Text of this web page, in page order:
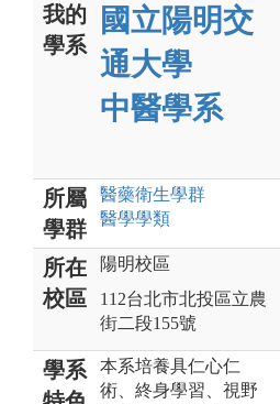
我的
學系
國立陽明交
通大學
中醫學系
所屬
學群
醫藥衛生學群
醫學學類
所在
校區
陽明校區
112台北市北投區立農
街二段155號
學系
本系培養具仁心仁
術、終身學習、視野